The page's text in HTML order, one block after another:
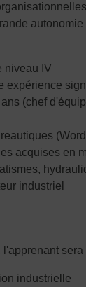
niveau IV
expérience
(chef
acquises en
industriel
industrielle